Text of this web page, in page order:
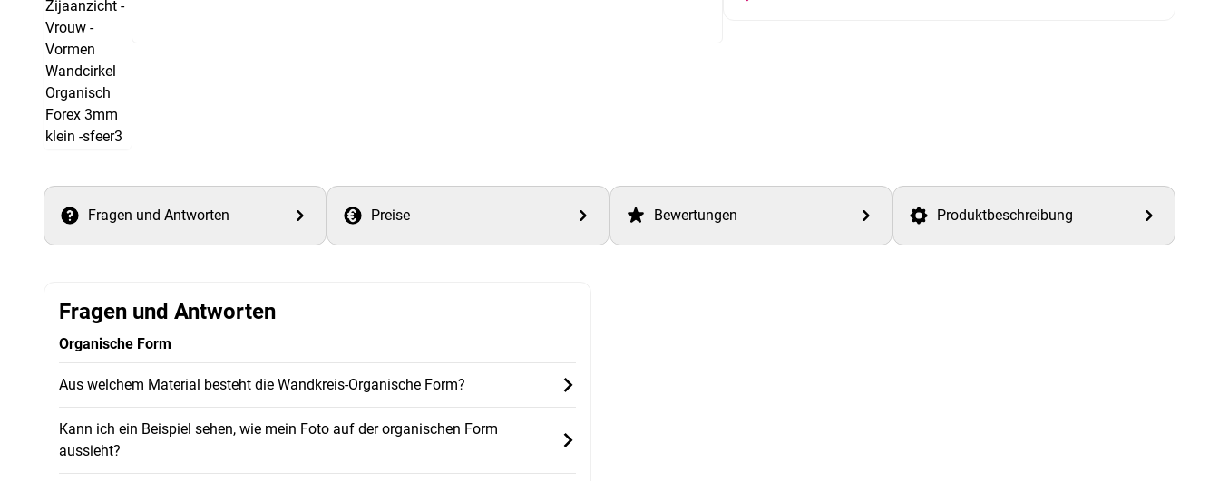
Fragen und Antworten Preise Bewertungen Produktbeschreibung
Fragen und Antworten
Organische Form
Aus welchem Material besteht die Wandkreis-Organische Form?
Kann ich ein Beispiel sehen, wie mein Foto auf der organischen Form
aussieht?